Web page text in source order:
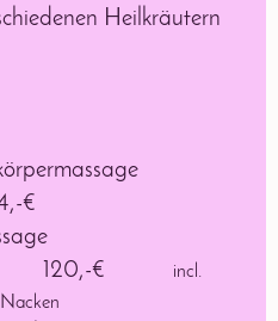
Heilkräutern
€
120,-€
incl.